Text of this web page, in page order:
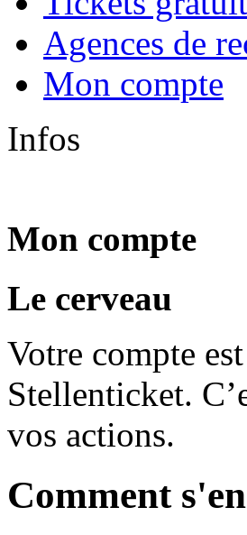
Agences de
Mon compte
Infos
Mon compte
Le cerveau
Votre compte
Stellenticket.
vos actions.
Comment